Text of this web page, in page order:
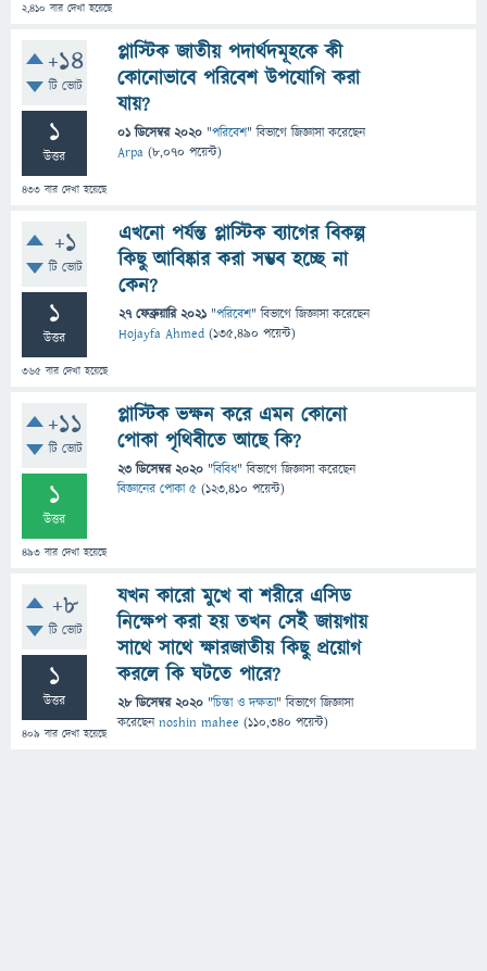
2,410 বার দেখা হয়েছে
+14
টি ভোট
1
উত্তর
433 বার দেখা হয়েছে
প্লাস্টিক জাতীয় পদার্থদমূহকে কী
কোনোভাবে পরিবেশ উপযোগি করা
যায়?
01 ডিসেম্বর 2020 "পরিবেশ" বিভাগে জিজ্ঞাসাকরেছেন
Arpa (8,070 পয়েন্ট)
+1
টি ভোট
1
উত্তর
365 বার দেখা হয়েছে
এখনো পর্যন্ত প্লাস্টিক ব্যাগের বিকল্প
কিছু আবিষ্কার করা সম্ভব হচ্ছে না
কেন?
27 ফেব্রুয়ারি 2021 "পরিবেশ" বিভাগে জিজ্ঞাসাকরেছেন
Hojayfa Ahmed (135,490 পয়েন্ট)
+11
টি ভোট
1
উত্তর
493 বার দেখা হয়েছে
প্লাস্টিক ভক্ষন করে এমন কোনো
পোকা পৃথিবীতে আছে কি?
23 ডিসেম্বর 2020 "বিবিধ" বিভাগে জিজ্ঞাসাকরেছেন
বিজ্ঞানের পোকা ৫ (123,410 পয়েন্ট)
+8
টি ভোট
1
উত্তর
409 বার দেখা হয়েছে
যখন কারো মুখে বা শরীরে এসিড
নিক্ষেপ করা হয় তখন সেই জায়গায়
সাথে সাথে ক্ষারজাতীয় কিছু প্রয়োগ
করলে কি ঘটতে পারে?
28 ডিসেম্বর 2020 "চিন্তা ও দক্ষতা" বিভাগে জিজ্ঞাসা
করেছেনnoshin mahee (110,340 পয়েন্ট)